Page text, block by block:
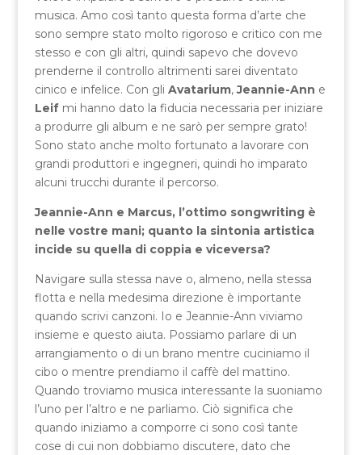
musica. Amo così tanto questa forma d’arte che
sono sempre stato molto rigoroso e critico con me
stesso e con gli altri, quindi sapevo che dovevo
prenderne il controllo altrimenti sarei diventato
cinico e infelice. Con gli Avatarium,Jeannie-Ann e
Leifmi hanno dato la fiducia necessaria per iniziare
a produrre gli album e ne sarò per sempre grato!
Sono stato anche molto fortunato a lavorare con
grandi produttori e ingegneri, quindi ho imparato
alcuni trucchi durante il percorso.
Jeannie-Ann e Marcus, l’ottimo songwriting è
nelle vostre mani; quanto la sintonia artistica
incide su quella di coppia e viceversa?
Navigare sulla stessa nave o, almeno, nella stessa
flotta e nella medesima direzione è importante
quando scrivi canzoni. Io e Jeannie-Ann viviamo
insieme e questo aiuta. Possiamo parlare di un
arrangiamento o di un brano mentre cuciniamo il
cibo o mentre prendiamo il caffè del mattino.
Quando troviamo musica interessante la suoniamo
l’uno per l’altro e ne parliamo. Ciò significa che
quando iniziamo a comporre ci sono così tante
cose di cui non dobbiamo discutere, dato che